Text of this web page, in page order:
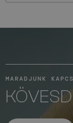
MARADJUNK